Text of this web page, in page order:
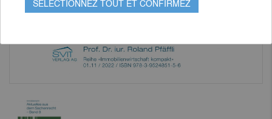
SÉLECTIONNEZ TOUT ET CONFIRMEZ